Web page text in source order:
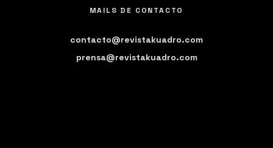
MAILS DE CONTACTO
contacto@revistakuadro.com
prensa@revistakuadro.com